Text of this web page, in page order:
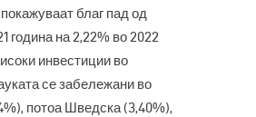
благ пад од
година на 2,22% во 2022
инвестиции во
се забележани во
потоа Шведска (3,40%),